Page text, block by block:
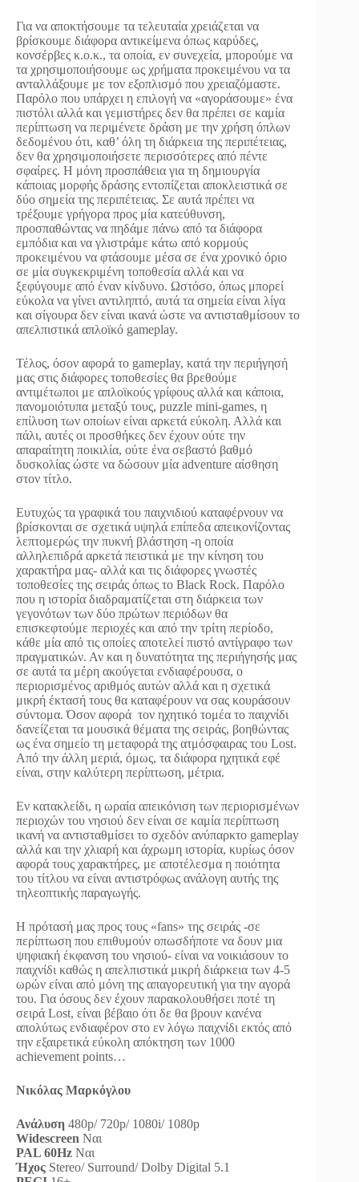
Για να αποκτήσουμε τα τελευταία χρειάζεται να
βρίσκουμε διάφορα αντικείμενα όπως καρύδες,
κονσέρβες κ.ο.κ., τα οποία, εν συνεχεία, μπορούμε να
τα χρησιμοποιήσουμε ως χρήματα προκειμένου να τα
ανταλλάξουμε με τον εξοπλισμό που χρειαζόμαστε.
Παρόλο που υπάρχει η επιλογή να «αγοράσουμε» ένα
πιστόλι αλλά και γεμιστήρες δεν θα πρέπει σε καμία
περίπτωση να περιμένετε δράση με την χρήση όπλων
δεδομένου ότι, καθ’ όλη τη διάρκεια της περιπέτειας,
δεν θα χρησιμοποιήσετε περισσότερες από πέντε
σφαίρες. Η μόνη προσπάθεια για τη δημιουργία
κάποιας μορφής δράσης εντοπίζεται αποκλειστικά σε
δύο σημεία της περιπέτειας. Σε αυτά πρέπει να
τρέξουμε γρήγορα προς μία κατεύθυνση,
προσπαθώντας να πηδάμε πάνω από τα διάφορα
εμπόδια και να γλιστράμε κάτω από κορμούς
προκειμένου να φτάσουμε μέσα σε ένα χρονικό όριο
σε μία συγκεκριμένη τοποθεσία αλλά και να
ξεφύγουμε από έναν κίνδυνο. Ωστόσο, όπως μπορεί
εύκολα να γίνει αντιληπτό, αυτά τα σημεία είναι λίγα
και σίγουρα δεν είναι ικανά ώστε να αντισταθμίσουν το
απελπιστικά απλοϊκό gameplay.
Τέλος, όσον αφορά το gameplay, κατά την περιήγησή
μας στις διάφορες τοποθεσίες θα βρεθούμε
αντιμέτωποι με απλοϊκούς γρίφους αλλά και κάποια,
πανομοιότυπα μεταξύ τους, puzzle mini-games, η
επίλυση των οποίων είναι αρκετά εύκολη. Αλλά και
πάλι, αυτές οι προσθήκες δεν έχουν ούτε την
απαραίτητη ποικιλία, ούτε ένα σεβαστό βαθμό
δυσκολίας ώστε να δώσουν μία adventure αίσθηση
στον τίτλο.
Ευτυχώς τα γραφικά του παιχνιδιού καταφέρνουν να
βρίσκονται σε σχετικά υψηλά επίπεδα απεικονίζοντας
λεπτομερώς την πυκνή βλάστηση -η οποία
αλληλεπιδρά αρκετά πειστικά με την κίνηση του
χαρακτήρα μας- αλλά και τις διάφορες γνωστές
τοποθεσίες της σειράς όπως το Black Rock. Παρόλο
που η ιστορία διαδραματίζεται στη διάρκεια των
γεγονότων των δύο πρώτων περιόδων θα
επισκεφτούμε περιοχές και από την τρίτη περίοδο,
κάθε μία από τις οποίες αποτελεί πιστό αντίγραφο των
πραγματικών. Αν και η δυνατότητα της περιήγησής μας
σε αυτά τα μέρη ακούγεται ενδιαφέρουσα, ο
περιορισμένος αριθμός αυτών αλλά και η σχετικά
μικρή έκτασή τους θα καταφέρουν να σας κουράσουν
σύντομα. Όσον αφορά τον ηχητικό τομέα το παιχνίδι
δανείζεται τα μουσικά θέματα της σειράς, βοηθώντας
ως ένα σημείο τη μεταφορά της ατμόσφαιρας του Lost.
Από την άλλη μεριά, όμως, τα διάφορα ηχητικά εφέ
είναι, στην καλύτερη περίπτωση, μέτρια.
Εν κατακλείδι, η ωραία απεικόνιση των περιορισμένων
περιοχών του νησιού δεν είναι σε καμία περίπτωση
ικανή να αντισταθμίσει το σχεδόν ανύπαρκτο gameplay
αλλά και την χλιαρή και άχρωμη ιστορία, κυρίως όσον
αφορά τους χαρακτήρες, με αποτέλεσμα η ποιότητα
του τίτλου να είναι αντιστρόφως ανάλογη αυτής της
τηλεοπτικής παραγωγής.
Η πρότασή μας προς τους «fans» της σειράς -σε
περίπτωση που επιθυμούν οπωσδήποτε να δουν μια
ψηφιακή έκφανση του νησιού- είναι να νοικιάσουν το
παιχνίδι καθώς η απελπιστικά μικρή διάρκεια των 4-5
ωρών είναι από μόνη της απαγορευτική για την αγορά
του. Για όσους δεν έχουν παρακολουθήσει ποτέ τη
σειρά Lost, είναι βέβαιο ότι δε θα βρουν κανένα
απολύτως ενδιαφέρον στο εν λόγω παιχνίδι εκτός από
την εξαιρετικά εύκολη απόκτηση των 1000
achievement points…
Νικόλας Μαρκόγλου
Ανάλυση 480p/ 720p/ 1080i/ 1080p
Widescreen Ναι
PAL 60Hz Ναι
Ήχος Stereo/ Surround/ Dolby Digital 5.1